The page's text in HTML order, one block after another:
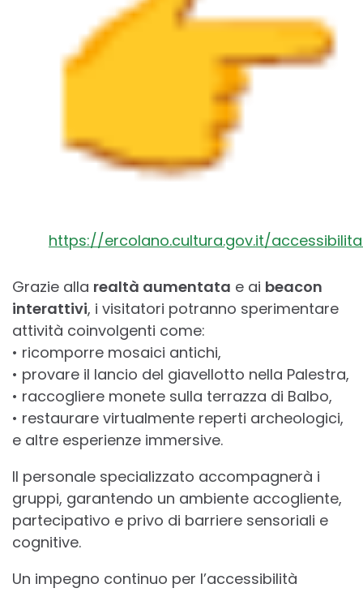
https://ercolano.cultura.gov.it/
Grazie alla realtà aumentata e ai beacon
interattivi, i visitatori potranno sperimentare
attività coinvolgenti come:
• ricomporre mosaici antichi,
• provare il lancio del giavellotto nella Palestra,
• raccogliere monete sulla terrazza di Balbo,
• restaurare virtualmente reperti archeologici,
e altre esperienze immersive.
Il personale specializzato accompagnerà i
gruppi, garantendo un ambiente accogliente,
partecipativo e privo di barriere sensoriali e
cognitive.
Un impegno continuo per l’accessibilità